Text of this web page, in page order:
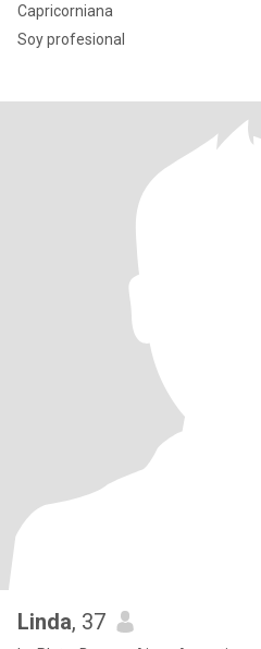
Capricorniana
Soy profesional
Linda, 37